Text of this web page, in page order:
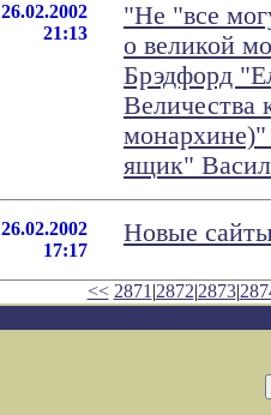
26.02.2002
21:13
"Не "все
о великой
Брэдфорд
Величества
ящик"
26.02.2002
17:17
Новые
<< 2871 |2872|2873|